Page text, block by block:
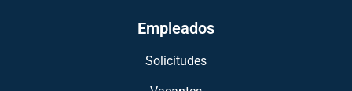
Empleados
Solicitudes